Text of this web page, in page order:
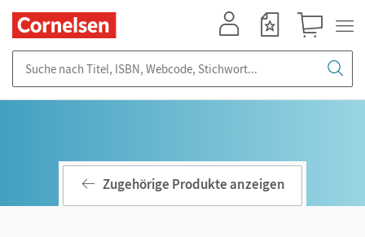
Zugehörige Produkte anzeigen